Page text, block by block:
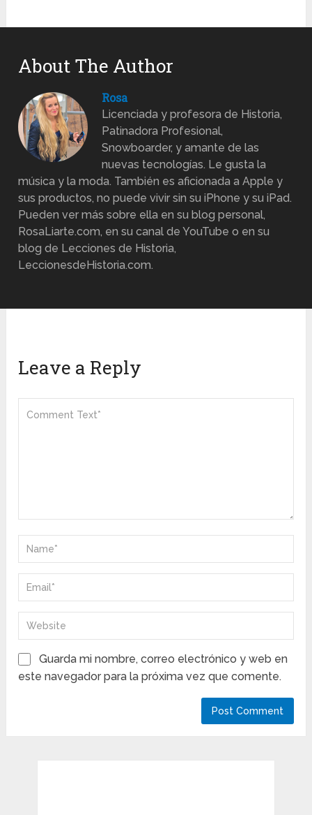
About The Author
Rosa
Licenciada y profesora de Historia,
Patinadora Profesional,
Snowboarder, y amante de las
nuevas tecnologías. Le gusta la
música y la moda. También es aficionada a Apple y
sus productos, no puede vivir sin su iPhone y su iPad.
Pueden ver más sobre ella en su blog personal,
RosaLiarte.com, en su canal de YouTube o en su
blog de Lecciones de Historia,
LeccionesdeHistoria.com.
Leave a Reply
Guarda mi nombre, correo electrónico y web en
este navegador para la próxima vez que comente.